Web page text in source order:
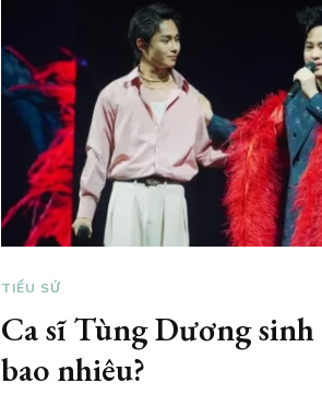
TIỂU SỬ
Ca sĩ Tùng Dương sinh
bao nhiêu?